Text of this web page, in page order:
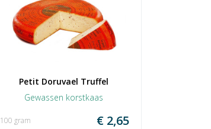
Petit Doruvael Truffel
Gewassen korstkaas
€ 2,65
100 gram